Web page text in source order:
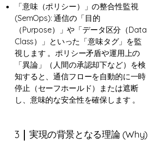
「意味（ポリシー）」の整合性監視
(SemOps): 通信の「目的
（Purpose）」や「データ区分（Data
Class）」といった「意味タグ」を監
視します 。ポリシー矛盾や運用上の
「異論」（人間の承認却下など）を検
知すると、通信フローを自動的に一時
停止（セーフホールド）または遮断
し、意味的な安全性を確保します 。
3 実現の背景となる理論 (Why)